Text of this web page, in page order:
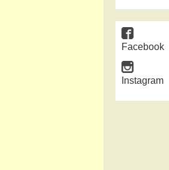
Facebook
Instagram